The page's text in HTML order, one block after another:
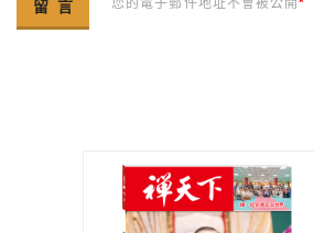
您的電子郵件地址不會被公開*